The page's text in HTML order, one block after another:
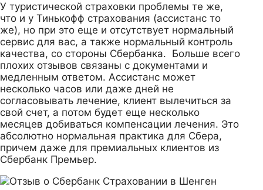
У туристической страховки проблемы те же,
что и у Тинькофф страхования (ассистанс то
же), но при это еще и отсутствует нормальный
сервис для вас, а также нормальный контроль
качества, со стороны Сбербанка. Больше всего
плохих отзывов связаны с документами и
медленным ответом. Ассистанс может
несколько часов или даже дней не
согласовывать лечение, клиент вылечиться за
свой счет, а потом будет еще несколько
месяцев добиваться компенсации лечения. Это
абсолютно нормальная практика для Сбера,
причем даже для премиальных клиентов из
Сбербанк Премьер.